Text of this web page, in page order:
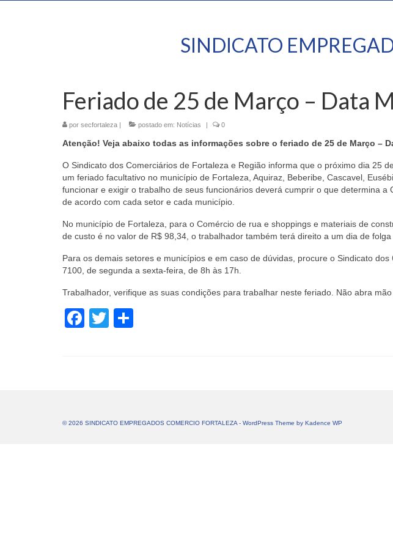
SINDICATO
Feriado de 25 de Março – Data
por secfortaleza | postado em: Notícias | 0
Atenção! Veja abaixo todas as informações sobre o feriado de 25 de Março –
O Sindicato dos Comerciários de Fortaleza e Região informa que o próximo dia 25
um feriado facultativo no município de Fortaleza, Aquiraz, Beberibe, Cascavel,
funcionar e exigir o trabalho de seus funcionários deverá cumprir o que determina a
de acordo com cada setor e cada município.
No município de Fortaleza, para o Comércio de rua e shoppings e materiais de
de custo é no valor de R$ 98,34, o trabalhador também terá direito a um dia de
Para os demais setores e municípios e em caso de dúvidas, procure o Sindicato
7100, de segunda a sexta-feira, de 8h às 17h.
Trabalhador, verifique as suas condições para trabalhar neste feriado. Não abra
Facebook
Twitter
© 2026 SINDICATO EMPREGADOS COMERCIO FORTALEZA - WordPress Theme by Kadence WP